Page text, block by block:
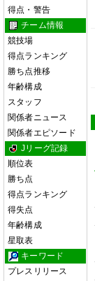
得点・警告
チーム情報
競技場
得点ランキング
勝ち点推移
年齢構成
スタッフ
関係者ニュース
関係者エピソード
Jリーグ記録
順位表
勝ち点
得点ランキング
得失点
年齢構成
星取表
キーワード
プレスリリース